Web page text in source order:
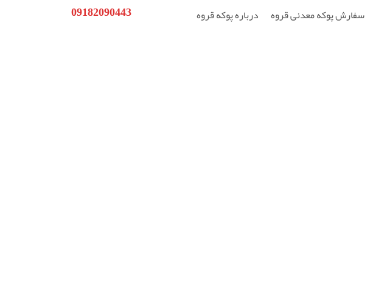
سفارش پوکه معدنی قروه درباره پوکه قروه 09182090443